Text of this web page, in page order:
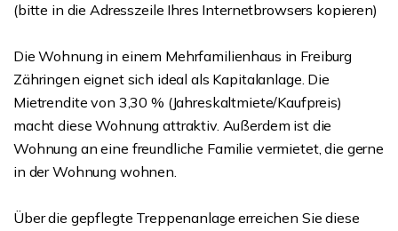
(bitte in die Adresszeile Ihres Internetbrowsers kopieren)
Die Wohnung in einem Mehrfamilienhaus in Freiburg
Zähringen eignet sich ideal als Kapitalanlage. Die
Mietrendite von 3,30 % (Jahreskaltmiete/Kaufpreis)
macht diese Wohnung attraktiv. Außerdem ist die
Wohnung an eine freundliche Familie vermietet, die gerne
in der Wohnung wohnen.
Über die gepflegte Treppenanlage erreichen Sie diese